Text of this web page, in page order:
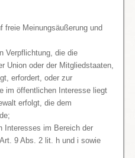
freie Meinungsäußerung und
Verpflichtung, die die
Union oder der Mitgliedstaaten,
erfordert, oder zur
im öffentlichen Interesse liegt
erfolgt, die dem
Interesses im Bereich der
9 Abs. 2 lit. h und i sowie